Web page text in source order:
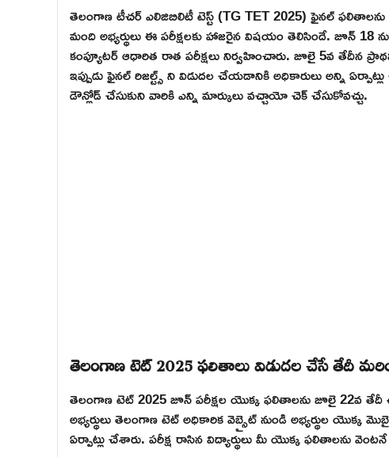
తెలంగాణ టీచర్ ఎలిజిబిలిటీ టెస్ట్ (TG TET 2025) ఫైనల్
మంది అభ్యర్థులు ఈ పరీక్షలకు హాజరైన విషయం తెలిసిందే. జూన్ 18
కంప్యూటర్ ఆధారిత రాత పరీక్షలు నిర్వహించారు. జూలై 5వ తేదీన
ఇప్పుడు ఫైనల్ రిజల్ట్స్ ని విడుదల చేయడానికి అధికారులు అన్ని
డౌన్లోడ్ చేసుకుని వారికి ఎన్ని మార్కులు వచ్చాయో చెక్ చేసుకోవచ్చు.
తెలంగాణ టెట్ 2025 ఫలితాలు విడుదల చేసే తేదీ
తెలంగాణ టెట్ 2025 జూన్ పరీక్షల యొక్క ఫలితాలను జూలై 22వ
అభ్యర్థులు తెలంగాణ టెట్ అధికారిక వెబ్సైట్ నుండి అభ్యర్థుల యొక్క
ఏర్పాట్లు చేశారు. పరీక్ష రాసిన విద్యార్థులు మీ యొక్క ఫలితాలను